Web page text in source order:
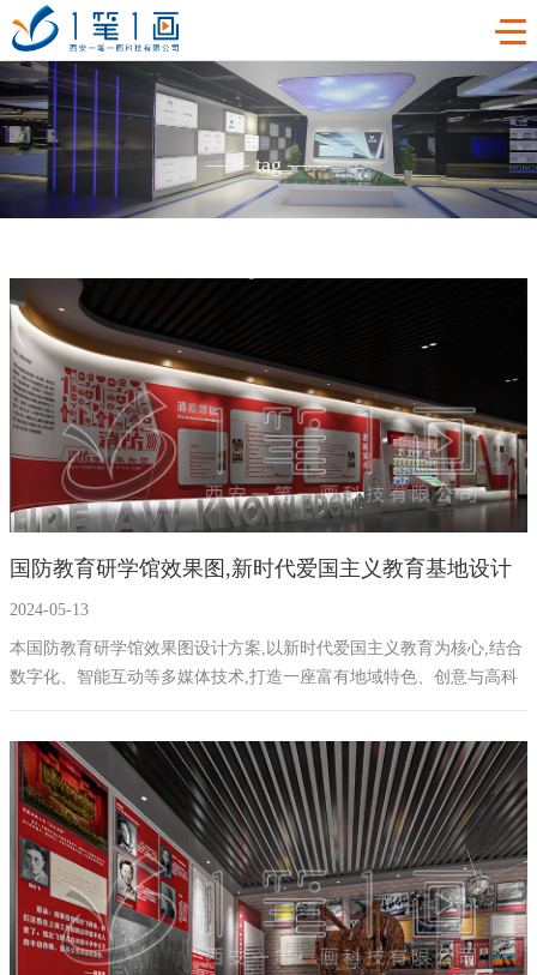
首页
工程案例
廉政警示展厅
法治教育基地
禁毒教育基地
红色党建教育基地
VR虚拟现实
AR增强现实
触控一体机
创新展项
互动投影
数字沙盘
新闻中心
公司新闻
展厅资讯
常见问题
关于我们
企业简介
企业文化
荣誉资质
加入我们
合作代理
诚聘精英
联系我们
联系我们
—— tag ——
国防教育研学馆效果图,新时代爱国主义教育基地设计
2024-05-13
本国防教育研学馆效果图设计方案,以新时代爱国主义教育为核心,结合
数字化、智能互动等多媒体技术,打造一座富有地域特色、创意与高科
技相结合的现代展厅,旨在深入推广国防教育,加强国民军事意识,提升国